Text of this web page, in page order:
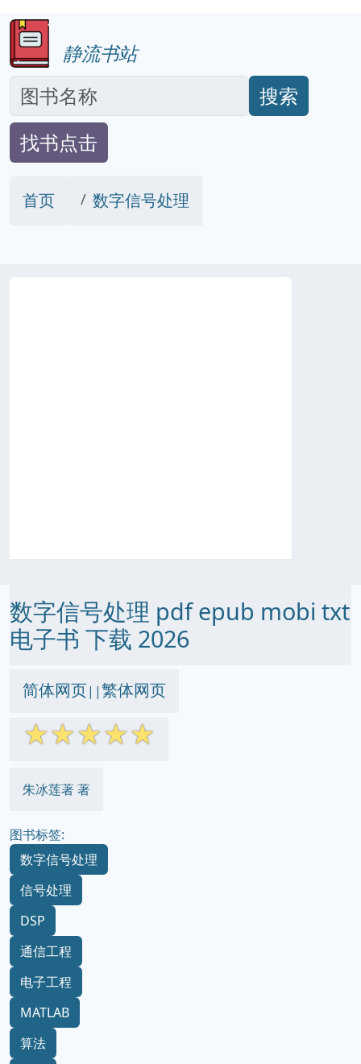
静流书站
搜索
找书点击
首页 数字信号处理
数字信号处理 pdf epub mobi txt
电子书 下载 2026
简体网页||繁体网页
☆☆☆☆☆
朱冰莲著 著
图书标签:
数字信号处理
信号处理
DSP
通信工程
电子工程
MATLAB
算法